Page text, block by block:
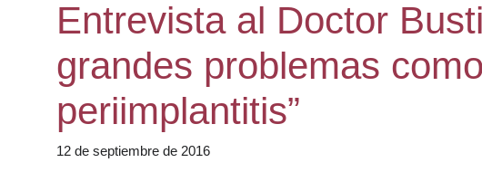
Entrevista al Doctor
grandes problemas
periimplantitis”
12 de septiembre de 2016